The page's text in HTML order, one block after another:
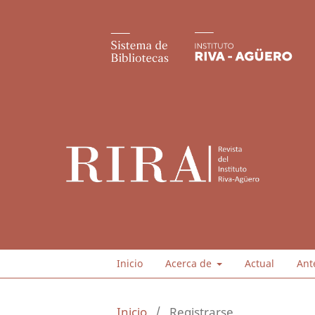
Inicio Acerca de Actual